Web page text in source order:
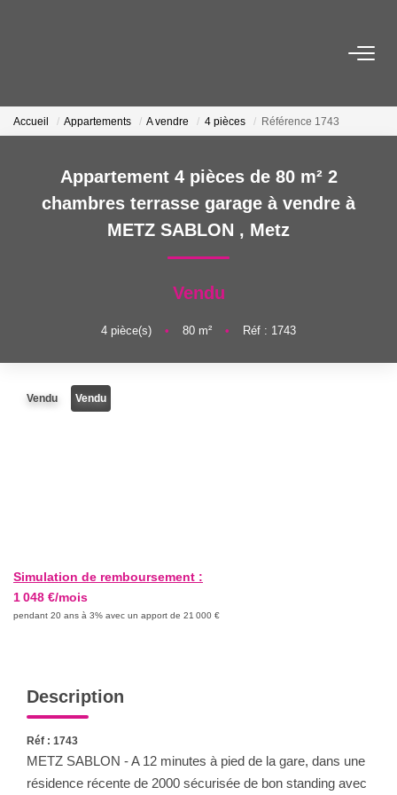
ESTIMER
NOTRE AGENCE
Qui Sommes-Nous
Notre Équipe
Accueil Appartements A vendre 4 pièces Référence 1743
Appartement 4 pièces de 80 m² 2
chambres terrasse garage à vendre à
METZ SABLON , Metz
Vendu
4 pièce(s) • 80 m² • Réf : 1743
Vendu Vendu
Simulation de remboursement :
1 048 €/mois
pendant 20 ans à 3% avec un apport de 21 000 €
Description
Réf : 1743
METZ SABLON - A 12 minutes à pied de la gare, dans une
résidence récente de 2000 sécurisée de bon standing avec